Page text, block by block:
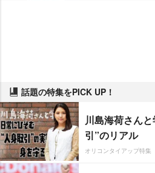
話題の特集をPICK UP！
川島海荷さん
引”のリアル
オリコンタイアップ特集